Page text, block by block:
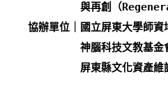
與再創（
協辦單位｜國立屏東大學師資
神腦科技文教基金
屏東縣文化資產維